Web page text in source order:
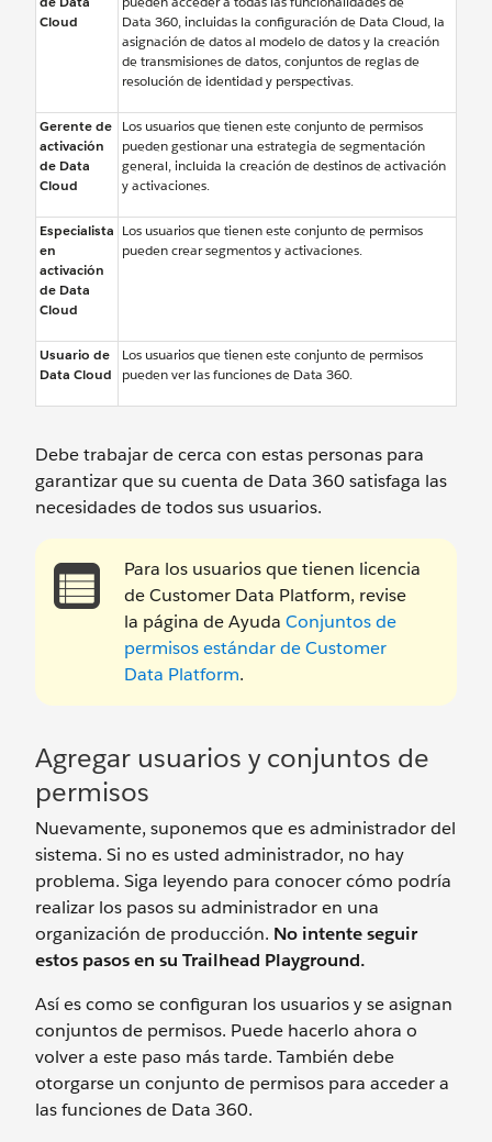
Cloud
Data 360, incluidas la configuración de Data Cloud, la
asignación de datos al modelo de datos y la creación
de transmisiones de datos, conjuntos de reglas de
resolución de identidad y perspectivas.
Gerente de
activación
de Data
Cloud
Los usuarios que tienen este conjunto de permisos
pueden gestionar una estrategia de segmentación
general, incluida la creación de destinos de activación
y activaciones.
Especialista
en
activación
de Data
Cloud
Los usuarios que tienen este conjunto de permisos
pueden crear segmentos y activaciones.
Usuario de
Data Cloud
Los usuarios que tienen este conjunto de permisos
pueden ver las funciones de Data 360.
Debe trabajar de cerca con estas personas para
garantizar que su cuenta de Data 360 satisfaga las
necesidades de todos sus usuarios.
Para los usuarios que tienen licencia
de Customer Data Platform, revise
la página de Ayuda Conjuntos de
permisos estándar de Customer
Data Platform.
Agregar usuarios y conjuntos de
permisos
Nuevamente, suponemos que es administrador del
sistema. Si no es usted administrador, no hay
problema. Siga leyendo para conocer cómo podría
realizar los pasos su administrador en una
organización de producción. No intente seguir
estos pasos en su Trailhead Playground.
Así es como se configuran los usuarios y se asignan
conjuntos de permisos. Puede hacerlo ahora o
volver a este paso más tarde. También debe
otorgarse un conjunto de permisos para acceder a
las funciones de Data 360.